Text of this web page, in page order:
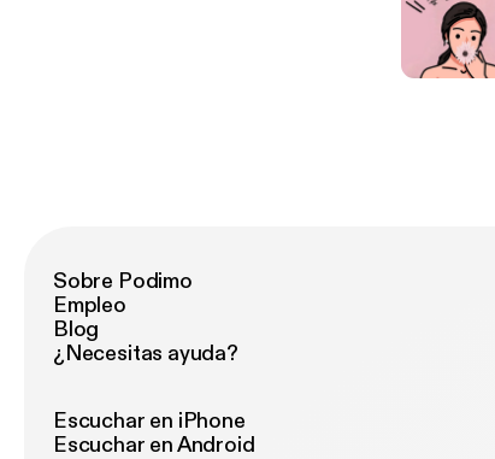
Sobre Podimo
Empleo
Blog
¿Necesitas ayuda?
Escuchar en iPhone
Escuchar en Android